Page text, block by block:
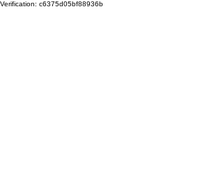
Verification: c6375d05bf88936b